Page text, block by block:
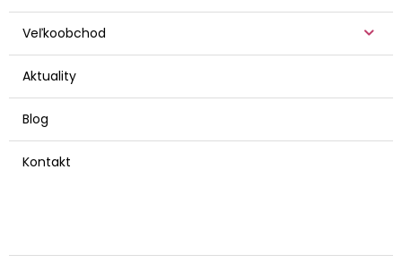
Veľkoobchod
Aktuality
Blog
Kontakt